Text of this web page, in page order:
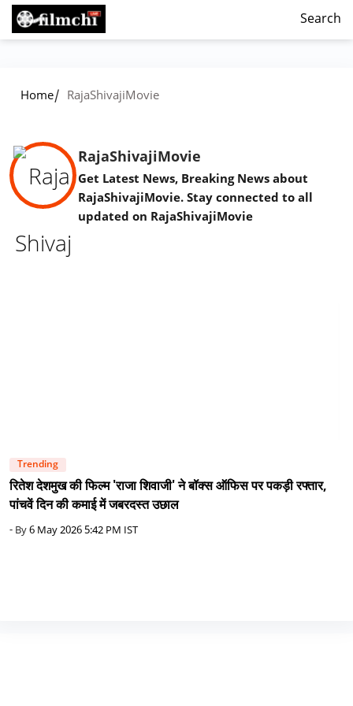
Search
Home/ RajaShivajiMovie
RajaShivajiMovie
Get Latest News, Breaking News about
RajaShivajiMovie. Stay connected to all
updated on RajaShivajiMovie
Trending
रितेश देशमुख की फिल्म 'राजा शिवाजी' ने बॉक्स ऑफिस पर पकड़ी रफ्तार,
पांचवें दिन की कमाई में जबरदस्त उछाल
- By6 May 2026 5:42 PM IST